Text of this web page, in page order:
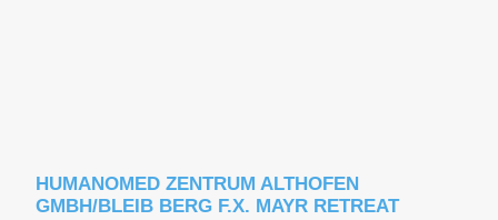
HUMANOMED ZENTRUM ALTHOFEN
GMBH/BLEIB BERG F.X. MAYR RETREAT